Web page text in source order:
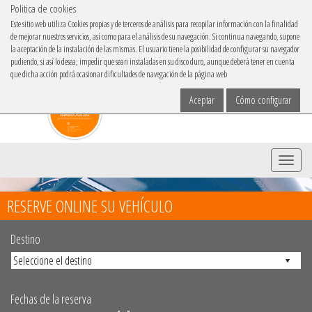
Politica de cookies
Este sitio web utiliza Cookies propias y de terceros de análisis para recopilar información con la finalidad
de mejorar nuestros servicios, así como para el análisis de su navegación. Si continua navegando, supone
la aceptación de la instalación de las mismas. El usuario tiene la posibilidad de configurar su navegador
pudiendo, si así lo desea, impedir que sean instaladas en su disco duro, aunque deberá tener en cuenta
que dicha acción podrá ocasionar dificultades de navegación de la página web
Cómo configurar
Aceptar
Elige tu idioma
Menu
RESERVE ONLINE SU VEHÍCULO
Destino
Fechas de la reserva